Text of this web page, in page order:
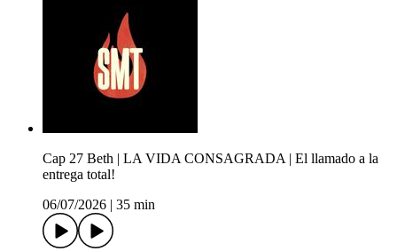
Cap 27 Beth | LA VIDA CONSAGRADA | El llamado a la
entrega total!
06/07/2026
35 min